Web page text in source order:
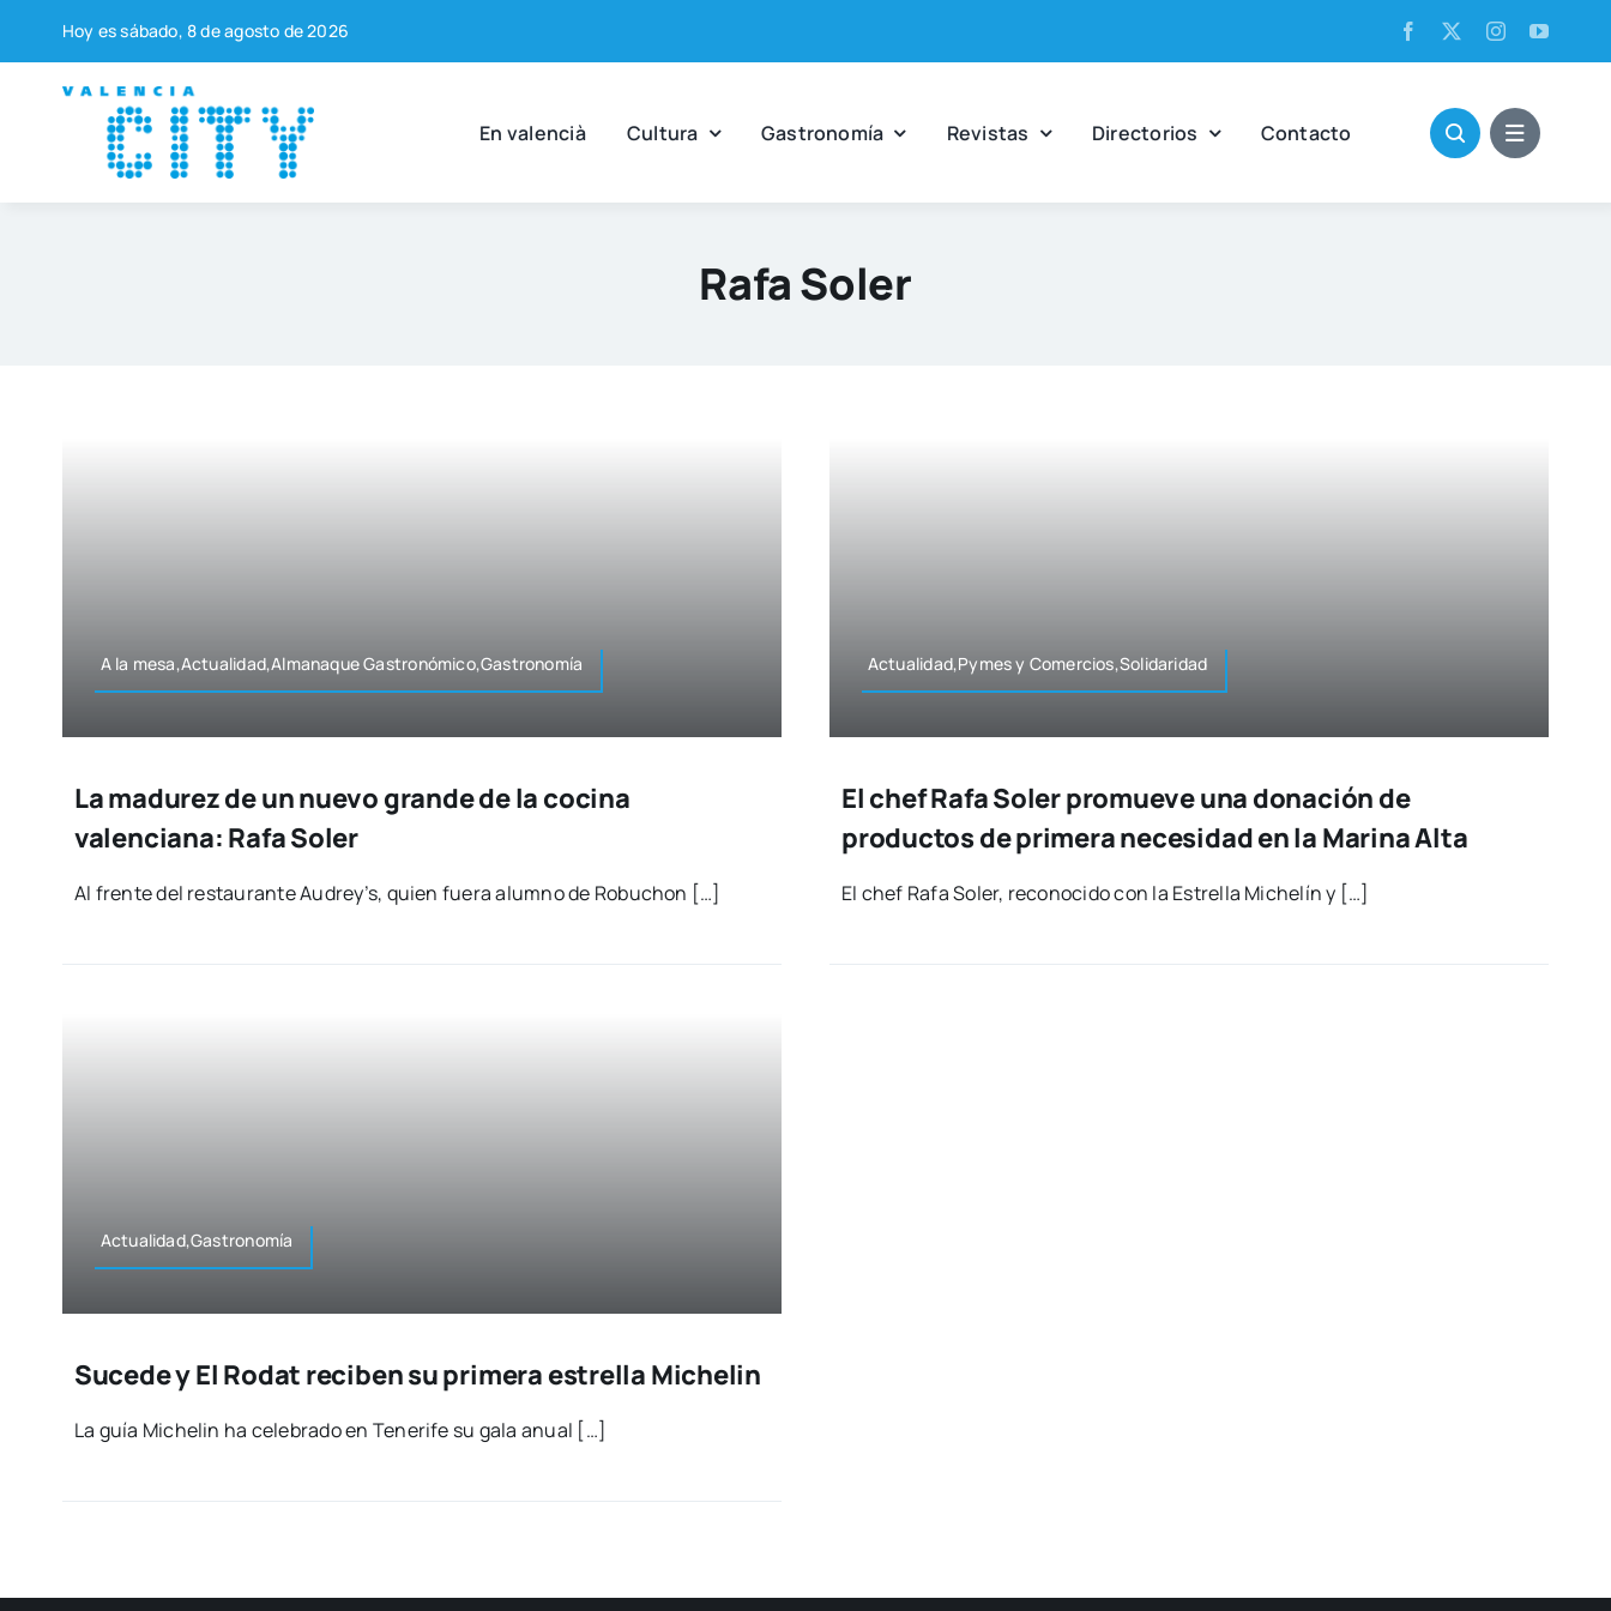
contenido
Hoy es sába­do, 8 de agos­to de 2026
En valen­cià Cul­tu­ra Gas­tro­no­mía Revis­tas Direc­to­rios Con­tac­to
Rafa Soler
A la mesa,Actualidad,Almanaque Gastronómico,Gastronomía
La madurez de un nuevo grande de la cocina
valenciana: Rafa Soler
Al fren­te del res­tau­ran­te Audrey’s, quien fue­ra alumno de Robu­chon […]
Actualidad,Pymes y Comercios,Solidaridad
El chef Rafa Soler promueve una donación de
productos de primera necesidad en la Marina Alta
El chef Rafa Soler, reco­no­ci­do con la Estre­lla Miche­lín y […]
Actualidad,Gastronomía
Sucede y El Rodat reciben su primera estrella Michelin
La guía Miche­lin ha cele­bra­do en Tene­ri­fe su gala anual […]